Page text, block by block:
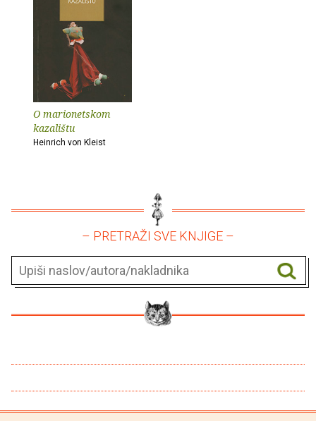
O marionetskom
kazalištu
Heinrich von Kleist
– PRETRAŽI SVE KNJIGE –